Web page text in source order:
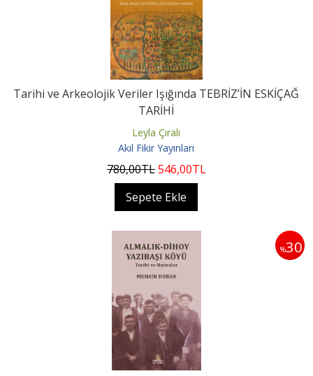
Tarihi ve Arkeolojik Veriler Işığında TEBRİZ’İN ESKİÇAĞ
TARİHİ
Leyla Çıralı
Akıl Fikir Yayınları
780,00TL546,00TL
Sepete Ekle
%30